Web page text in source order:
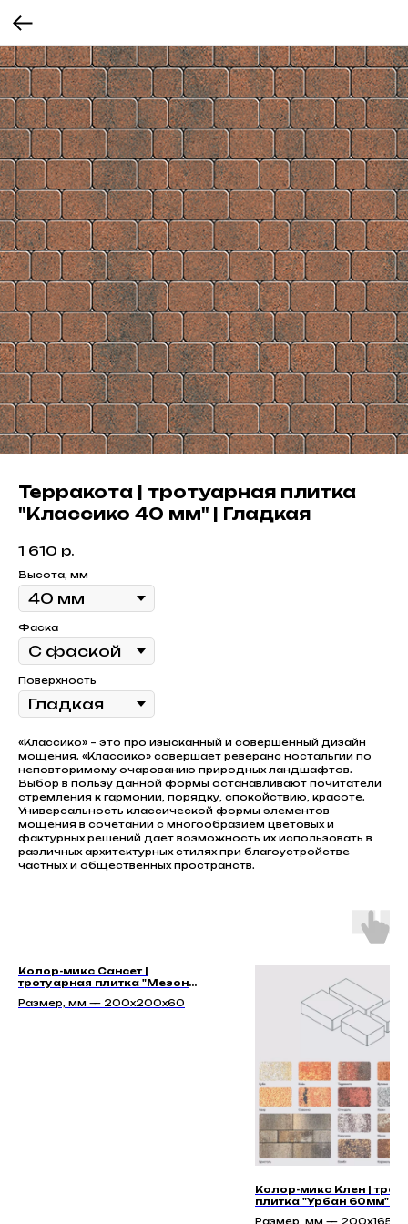
Терракота | тротуарная плитка
"Классико 40 мм" | Гладкая
1 610 р.
Высота, мм
Фаска
Поверхность
«Классико» – это про изысканный и совершенный дизайн
мощения. «Классико» совершает реверанс ностальгии по
неповторимому очарованию природных ландшафтов.
Выбор в пользу данной формы останавливают почитатели
стремления к гармонии, порядку, спокойствию, красоте.
Универсальность классической формы элементов
мощения в сочетании с многообразием цветовых и
фактурных решений дает возможность их использовать в
различных архитектурных стилях при благоустройстве
частных и общественных пространств.
Колор-микс Сансет |
тротуарная плитка "Мезон
Размер, мм — 200х200х60
Колор-микс Клен |
плитка "Урбан 60мм" |
Размер, мм —